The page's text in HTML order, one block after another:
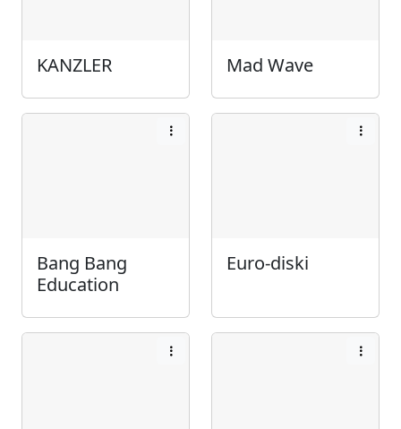
KANZLER Mad Wave
Bang Bang
Education
Euro-diski